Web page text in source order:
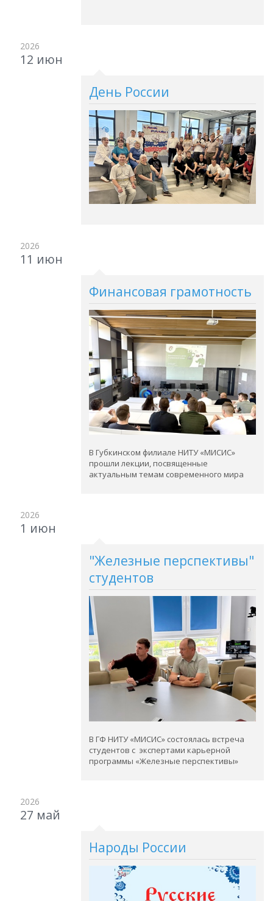
2026
12 июн
День России
2026
11 июн
Финансовая грамотность
В Губкинском филиале НИТУ «МИСИС»
прошли лекции, посвященные
актуальным темам современного мира
2026
1 июн
"Железные перспективы"
студентов
В ГФ НИТУ«МИСИС» состоялась встреча
студентов с экспертами карьерной
программы «Железные перспективы»
2026
27 май
Народы России